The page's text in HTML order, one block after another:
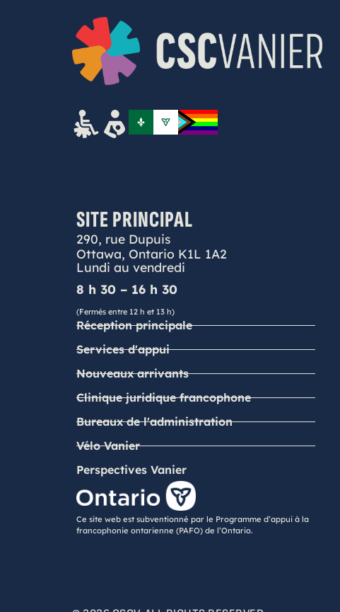
SITE PRINCIPAL
290, rue Dupuis
Ottawa, Ontario K1L 1A2
Lundi au vendredi
8 h 30 – 16 h 30
(Fermés entre 12 h et 13 h)
Réception principale
Services d'appui
Nouveaux arrivants
Clinique juridique francophone
Bureaux de l'administration
Vélo Vanier
Perspectives Vanier
Ce site web est subventionné par le Programme d’appui à la
francophonie ontarienne (PAFO) de l’Ontario.